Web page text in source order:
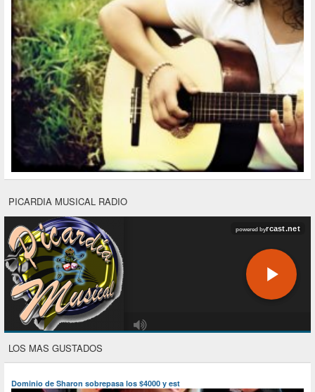
PICARDIA MUSICAL RADIO
LOS MAS GUSTADOS
Dominio de Sharon sobrepasa los $4000 y est